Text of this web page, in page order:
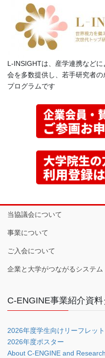
L-INSIGHTは、産学連携など
会を多数提供し、若手研究者
プログラムです
当協議会について
事業について
ご入会について
企業と大学がつながるシステム
C-ENGINE事業紹介資
2026年度学生向けリーフレット
2026年度ポスター
About C-ENGINE and